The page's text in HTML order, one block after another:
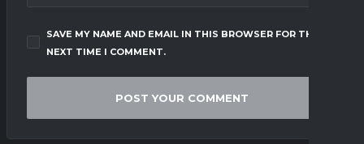
SAVE MY NAME AND EMAIL IN THIS BROWSER FOR THE
NEXT TIME I COMMENT.